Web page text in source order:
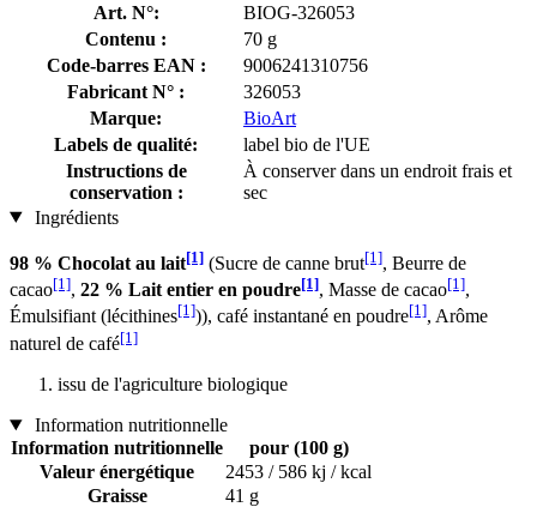
Art. N°:
BIOG-326053
Contenu :
70 g
Code-barres EAN :
9006241310756
Fabricant N° :
326053
Marque:
BioArt
Labels de qualité:
label bio de l'UE
Instructions de
conservation :
À conserver dans un endroit frais et
sec
Ingrédients
98 % Chocolat au lait[1] (Sucre de canne brut[1], Beurre de
cacao[1], 22 % Lait entier en poudre[1], Masse de cacao[1],
Émulsifiant (lécithines[1])), café instantané en poudre[1], Arôme
naturel de café[1]
issu de l'agriculture biologique
Information nutritionnelle
Information nutritionnelle
pour (100 g)
Valeur énergétique
2453 / 586 kj / kcal
Graisse
41 g